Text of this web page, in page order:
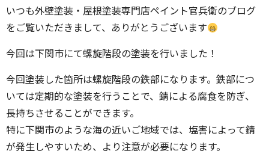
いつも外壁塗装・屋根塗装専門店ペイント官兵衛のブログ
をご覧いただきまして、ありがとうございます
今回は下関市にて螺旋階段の塗装を行いました！
今回塗装した箇所は螺旋階段の鉄部になります。鉄部につ
いては定期的な塗装を行うことで、錆による腐食を防ぎ、
長持ちさせることができます。
特に下関市のような海の近いご地域では、塩害によって錆
が発生しやすいため、より注意が必要になります。